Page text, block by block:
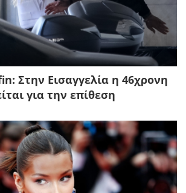
Στην Εισαγγελία η 46χρονη
για την επίθεση